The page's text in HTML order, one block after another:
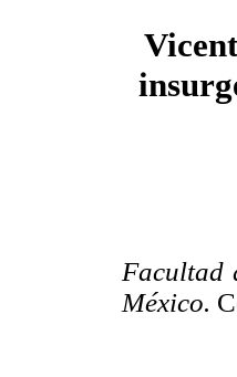
Facultad
México.